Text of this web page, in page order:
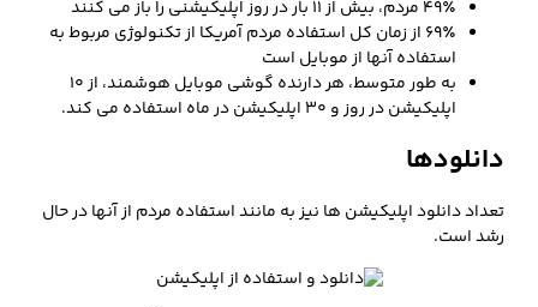
۴۹٪ مردم، بیش از ۱۱ بار در روز اپلیکیشنی را باز می کنند
۶۹٪ از زمان کل استفاده مردم آمریکا از تکنولوژی مربوط به
استفاده آنها از موبایل است
به طور متوسط، هر دارنده گوشی موبایل هوشمند، از ۱۰
اپلیکیشن در روز و ۳۰ اپلیکیشن در ماه استفاده می کند.
دانلودها
تعداد دانلود اپلیکیشن ها نیز به مانند استفاده مردم از آنها در حال
رشد است.